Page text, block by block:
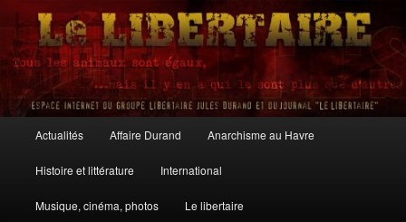
Aller
contenu
principal
Aller
contenu
secondaire
Le Libertaire
principal
Actualités Affaire Durand Anarchisme au Havre
Histoire et littérature International
Musique, cinéma, photos Le libertaire